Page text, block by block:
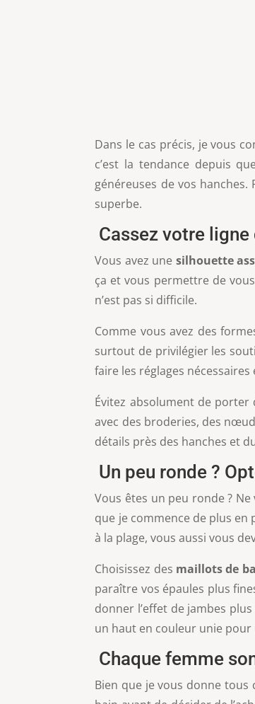
Dans le cas précis, je vous
c’est la tendance depuis
généreuses de vos
superbe.
Cassez votre
Vous avez une silhouette
ça et vous permettre de
n’est pas si difficile.
Comme vous avez des
surtout de privilégier les
faire les réglages
Évitez absolument de porter
avec des broderies, des
détails près des hanches et
Un peu ronde ?
Vous êtes un peu ronde ?
que je commence de plus en
à la plage, vous aussi vous
Choisissez des maillots de
paraître vos épaules plus
donner l’effet de jambes
un haut en couleur unie
Chaque femme
Bien que je vous donne tous